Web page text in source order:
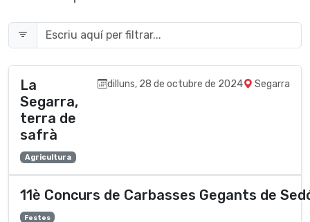
La
Segarra,
terra de
safrà
dilluns, 28 de octubre de 2024 Segarra
Agricultura
11è Concurs de Carbasses Gegants de
Festes